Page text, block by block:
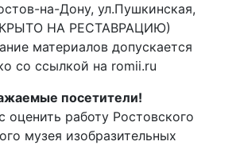
на-Дону, ул.Пушкинская,
НА РЕСТАВРАЦИЮ)
материалов допускается
со ссылкой на romii.ru
посетители!
оценить работу Ростовского
музея изобразительных